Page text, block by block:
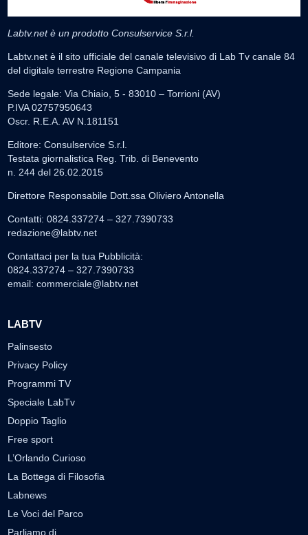
Labtv.net è un prodotto Consulservice S.r.l.
Labtv.net è il sito ufficiale del canale televisivo di Lab Tv canale 84
del digitale terrestre Regione Campania
Sede legale: Via Chiaio, 5 - 83010 – Torrioni (AV)
P.IVA 02757950643
Oscr. R.E.A. AV N.181151
Editore: Consulservice S.r.l.
Testata giornalistica Reg. Trib. di Benevento
n. 244 del 26.02.2015
Direttore Responsabile Dott.ssa Oliviero Antonella
Contatti: 0824.337274 – 327.7390733
redazione@labtv.net
Contattaci per la tua Pubblicità:
0824.337274 – 327.7390733
email: commerciale@labtv.net
LABTV
Palinsesto
Privacy Policy
Programmi TV
Speciale LabTv
Doppio Taglio
Free sport
L’Orlando Curioso
La Bottega di Filosofia
Labnews
Le Voci del Parco
Parliamo di…